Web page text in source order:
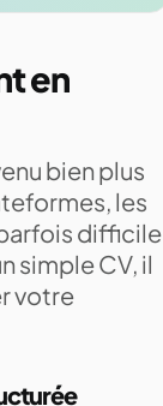
en
bien plus
les
difficile
simple CV, il
votre